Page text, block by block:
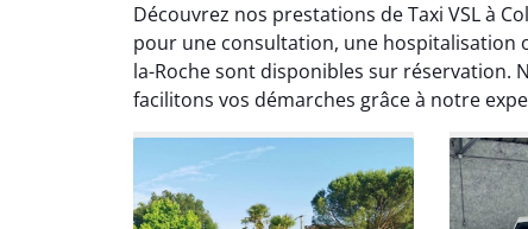
Découvrez nos prestations de Taxi VSL à
pour une consultation, une hospitalisation
la-Roche sont disponibles sur réservation.
facilitons vos démarches grâce à notre